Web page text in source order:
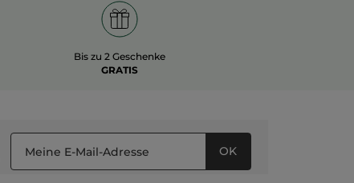
Bis zu 2 Geschenke
GRATIS
OK